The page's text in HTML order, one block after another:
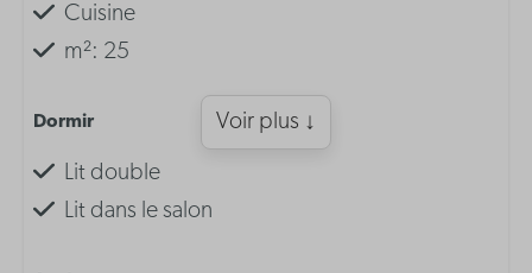
Cuisine
m²: 25
Dormir
Lit double
Lit dans le salon
Voir plus ↓